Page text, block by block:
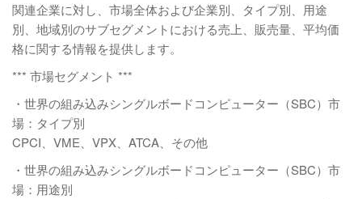
関連企業に対し、市場全体および企業別、タイプ別、用途
別、地域別のサブセグメントにおける売上、販売量、平均価
格に関する情報を提供します。
*** 市場セグメント ***
・世界の組み込みシングルボードコンピューター（SBC）市
場：タイプ別
CPCI、VME、VPX、ATCA、その他
・世界の組み込みシングルボードコンピューター（SBC）市
場：用途別